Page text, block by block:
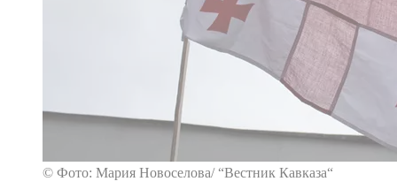
© Фото: Мария Новоселова/ “Вестник Кавказа“